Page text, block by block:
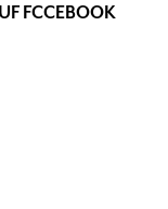
FCCEBOOK